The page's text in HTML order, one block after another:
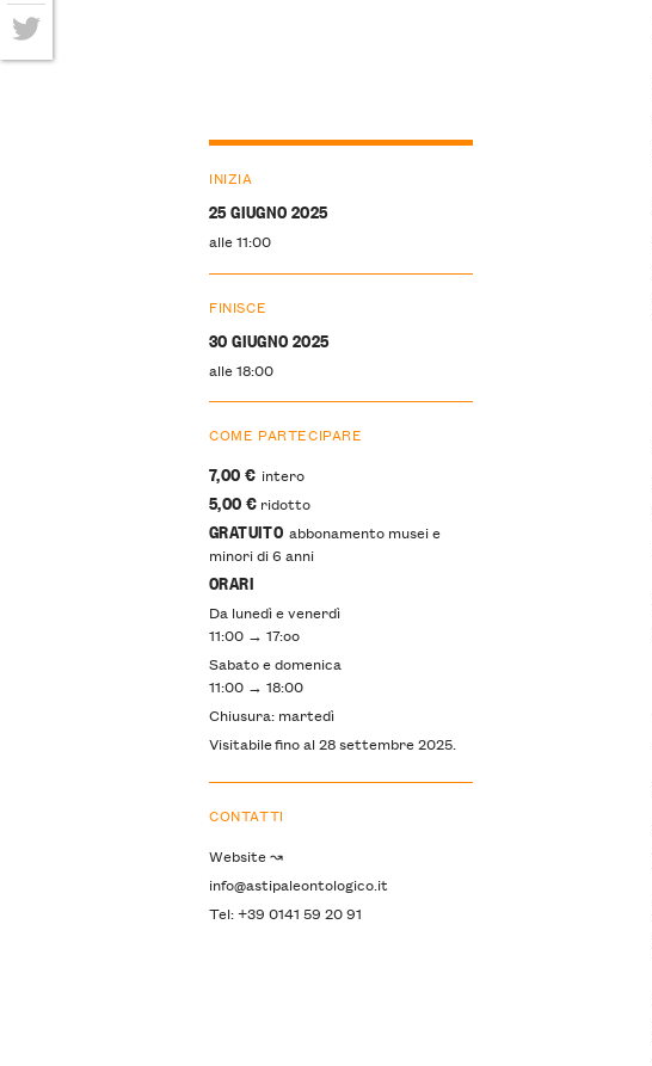
INIZIA
25 GIUGNO 2025
alle 11:00
FINISCE
30 GIUGNO 2025
alle 18:00
COME PARTECIPARE
7,00 € intero
5,00 € ridotto
GRATUITO abbonamento musei e
minori di 6 anni
ORARI
Da lunedì e venerdì
11:00 → 17:oo
Sabato e domenica
11:00 → 18:00
Chiusura: martedì
Visitabile fino al 28 settembre 2025.
CONTATTI
Website ↝
info@astipaleontologico.it
Tel: +39 0141 59 20 91
Facebook
Twitter